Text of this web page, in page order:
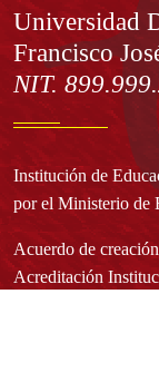
Universidad
Francisco
NIT.
Institución de
por el Ministerio de
Acuerdo de
Acreditación